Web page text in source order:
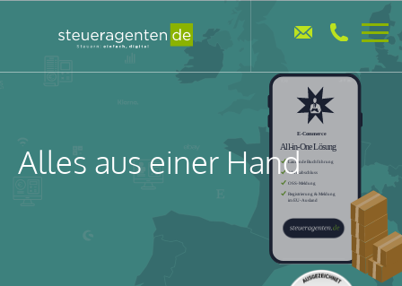
Alles aus einer Hand